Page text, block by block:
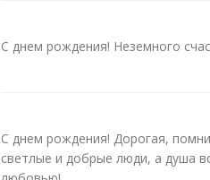
С днем рождения! Неземного
С днем рождения! Дорогая,
светлые и добрые люди, а душа